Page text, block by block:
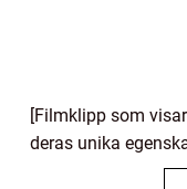
[Filmklipp som
deras unika